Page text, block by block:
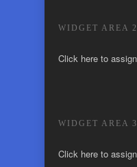
WIDGET AREA 2
Click here to
WIDGET AREA 3
Click here to